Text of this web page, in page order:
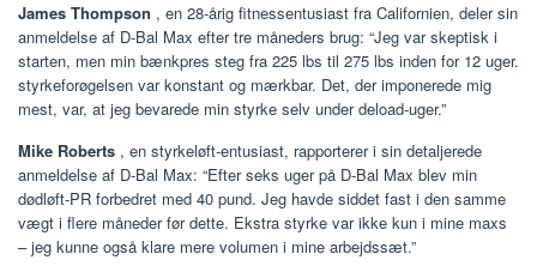
James Thompson , en 28-årig fitnessentusiast fra Californien, deler sin
anmeldelse af D-Bal Max efter tre måneders brug: “Jeg var skeptisk i
starten, men min bænkpres steg fra 225 lbs til 275 lbs inden for 12 uger.
styrkeforøgelsen var konstant og mærkbar. Det, der imponerede mig
mest, var, at jeg bevarede min styrke selv under deload-uger.”
Mike Roberts , en styrkeløft-entusiast, rapporterer i sin detaljerede
anmeldelse af D-Bal Max: “Efter seks uger på D-Bal Max blev min
dødløft-PR forbedret med 40 pund. Jeg havde siddet fast i den samme
vægt i flere måneder før dette. Ekstra styrke var ikke kun i mine maxs
– jeg kunne også klare mere volumen i mine arbejdssæt.”